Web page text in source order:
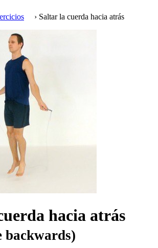
› Saltar la cuerda hacia atrás
hacia atrás
backwards)